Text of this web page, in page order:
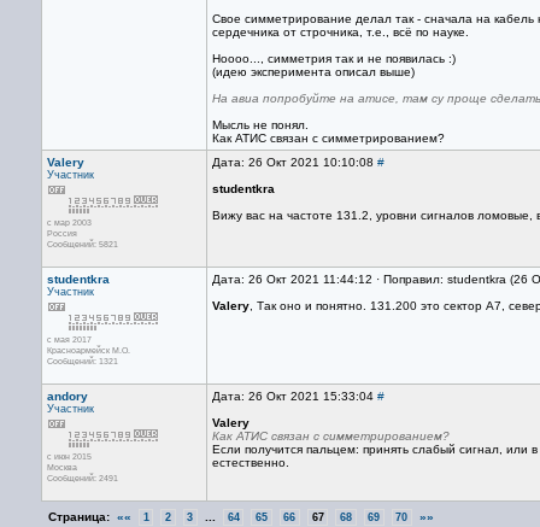
Свое симметрирование делал так - сначала на кабель
сердечника от строчника, т.е., всё по науке.
Ноооо..., симметрия так и не появилась :)
(идею эксперимента описал выше)
На авиа попробуйте на атисе, там су проще
Мысль не понял.
Как АТИС связан с симметрированием?
Valery
Участник
с мар 2003
Россия
Сообщений: 5821
Дата: 26 Окт 2021 10:10:08 #
studentkra
Вижу вас на частоте 131.2, уровни сигналов
studentkra
Участник
с мая 2017
Красноармейск М.О.
Сообщений: 1321
Дата: 26 Окт 2021 11:44:12 · Поправил: studentkra (26
Valery , Так оно и понятно. 131.200 это сектор A7,
andory
Участник
с июн 2015
Москва
Сообщений: 2491
Дата: 26 Окт 2021 15:33:04 #
Valery
Как АТИС связан с симметрированием?
Если получится пальцем: принять слабый сигнал,
естественно.
Страница: «« 1 2 3 64 65 66 67 68 69 70 »»